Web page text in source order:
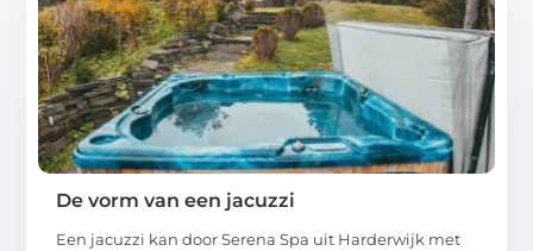
De vorm van een jacuzzi
Een jacuzzi kan door Serena Spa uit Harderwijk met